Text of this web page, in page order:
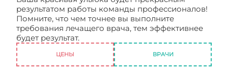
результатом работы команды профессионалов!
Помните, что чем точнее вы выполните
требования лечащего врача, тем эффективнее
будет результат.
ЦЕНЫ ВРАЧИ